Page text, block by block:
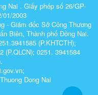
Nai . Giấy phép số 26/GP-
01/2003
- Giám đốc Sở Công Thương
Biên, Thành phố Đồng Nai.
(P.KHTCTH);
(P.QLCN); 0251. 3941584
Dong Nai​